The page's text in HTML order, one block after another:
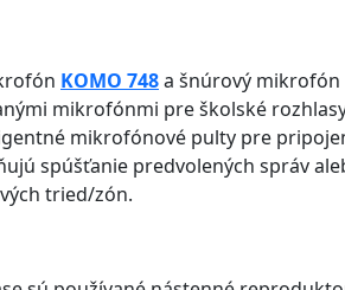
KOMO 748a šnúrový mikrofón
mikrofónmi pre školské
mikrofónové pulty pre
spúšťanie predvolených správ
tried/zón.